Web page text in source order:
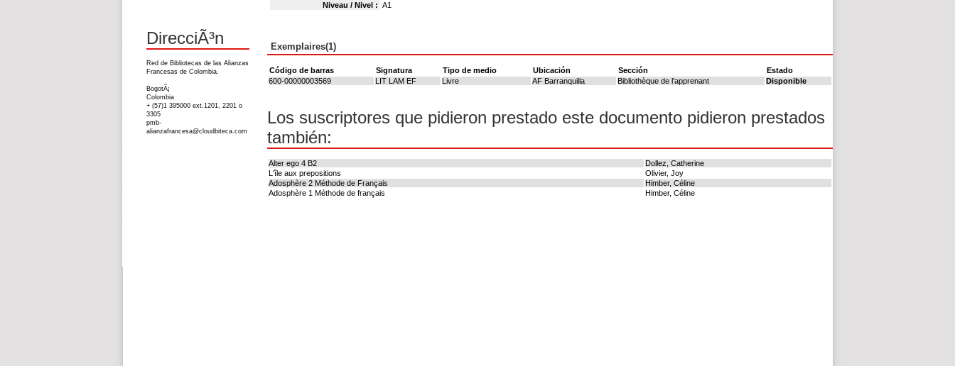
Niveau / Nivel : A1
Exemplaires(1)
Código de barras Signatura Tipo de medio Ubicación Sección
Estado
600-00000003569
LIT LAM EF Livre AF Barranquilla Bibliothèque de l'apprenant Disponible
Los suscriptores que pidieron prestado este documento pidieron prestados
también:
Alter ego 4 B2
Dollez, Catherine
L'île aux prepositions
Olivier, Joy
Adosphère 2 Méthode de Français
Himber, Céline
Adosphère 1 Méthode de français
Himber, Céline
DirecciÃ³n
Red de Bibliotecas de las Alianzas
Francesas de Colombia.
BogotÃ¡
Colombia
+ (57)1 395000 ext.1201, 2201 o
3305
pmb-
alianzafrancesa@cloudbiteca.com